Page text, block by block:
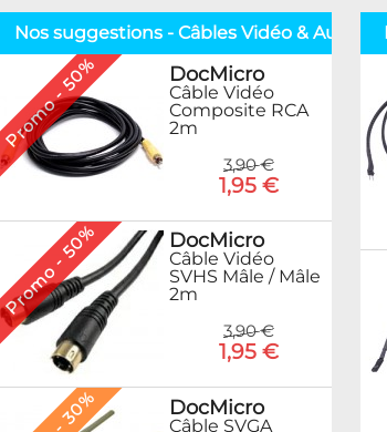
Nos suggestions - Câbles Vidéo & Audio
Promo - 50% DocMicro
Câble Vidéo
Composite RCA
2m
3,90 €
1,95 €
Promo - 50% DocMicro
Câble Vidéo
SVHS Mâle / Mâle
2m
3,90 €
1,95 €
DocMicro
Câble SVGA